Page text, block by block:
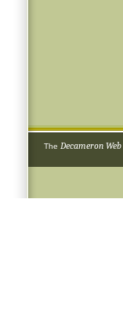
The Decameron Web